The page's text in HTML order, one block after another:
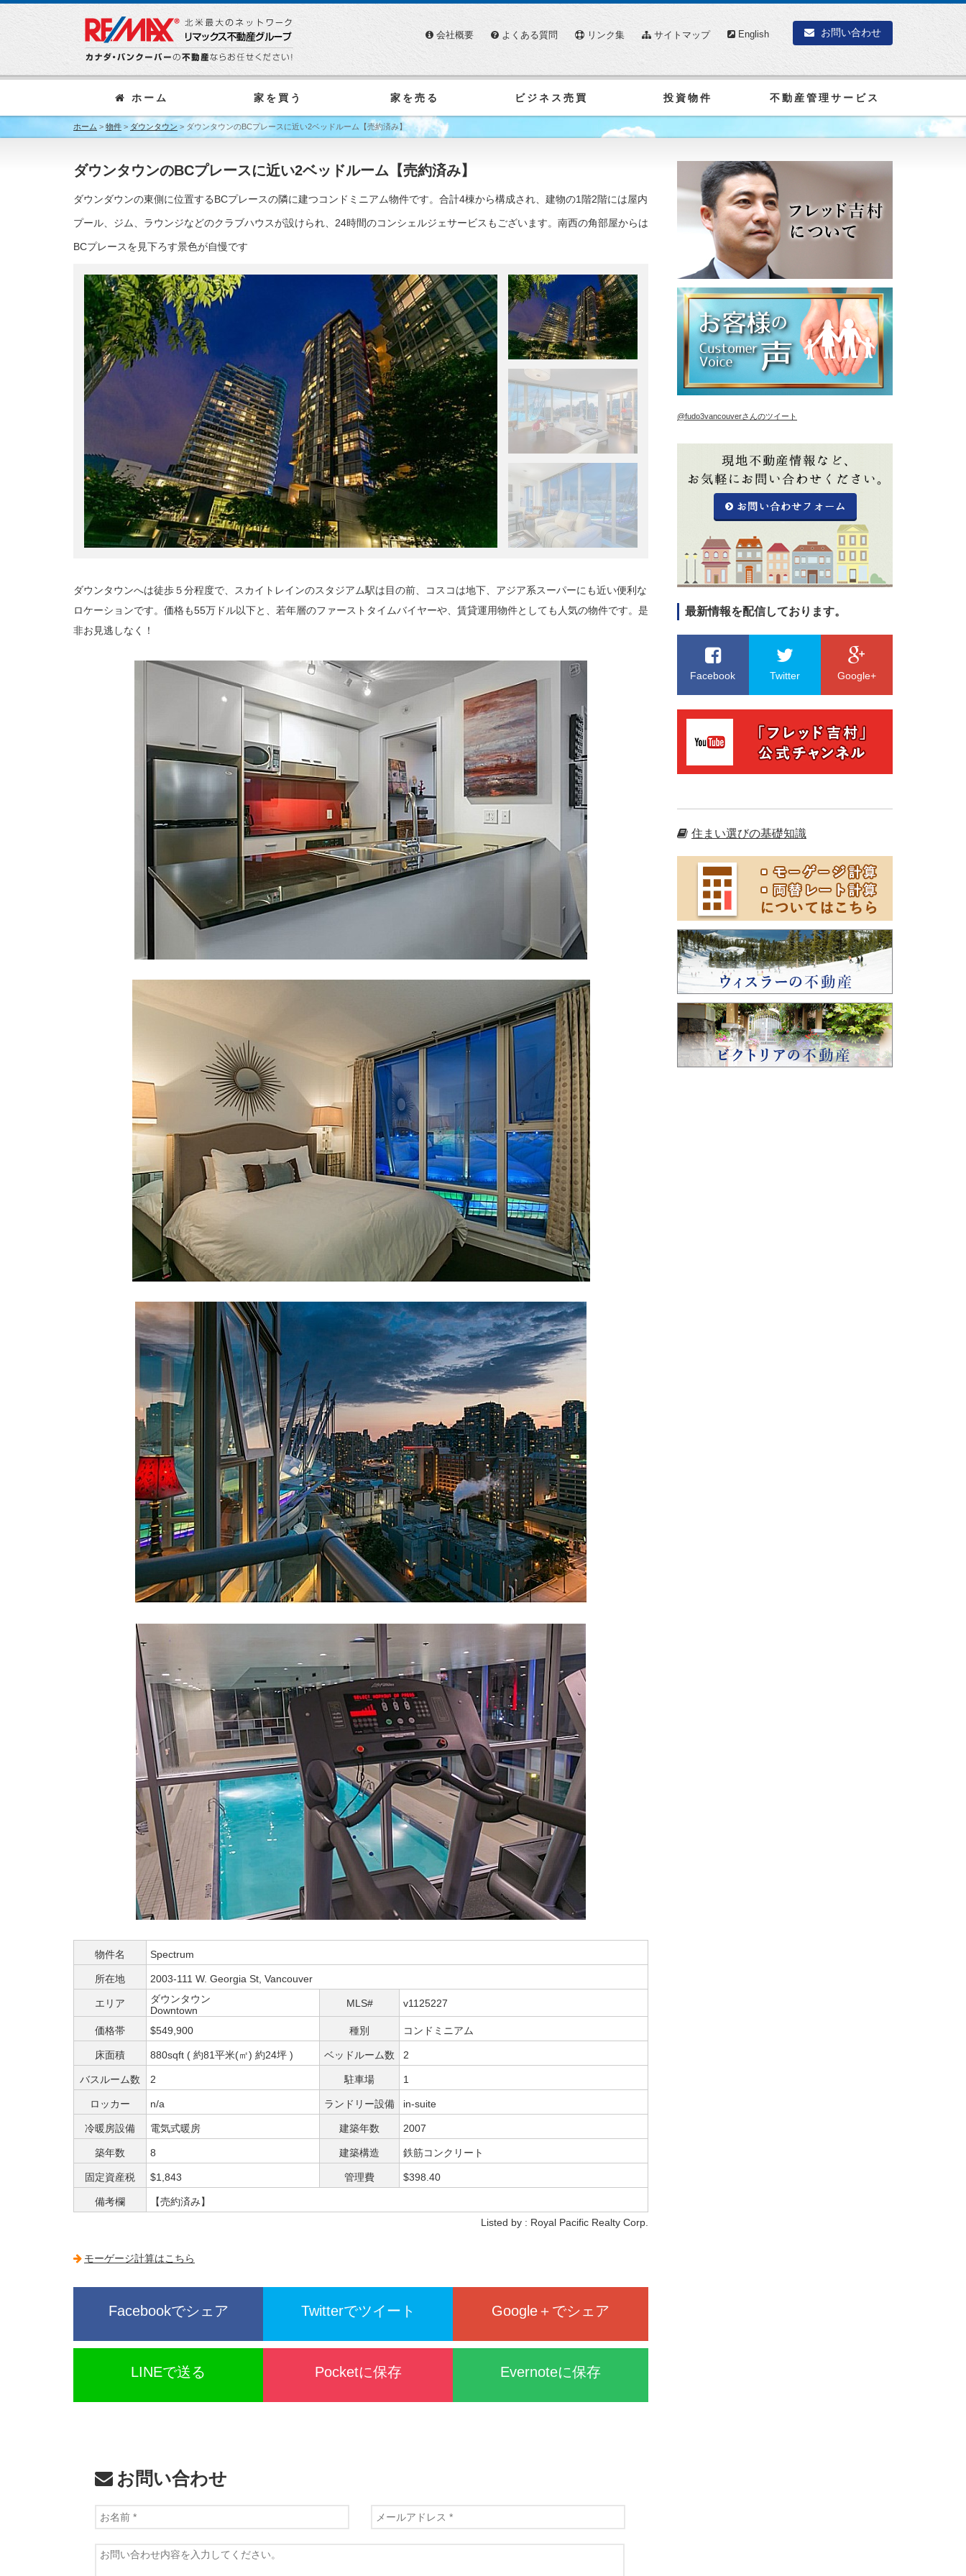
ホーム 家を買う 家を売る ビジネス売買 投資物件 不動産管理サービス
会社概要 よくある質問 リンク集 サイトマップ English お問い合わせ
ホーム > 物件 > ダウンタウン > ダウンタウンのBCプレースに近い2ベッドルーム【売約済み】
ダウンタウンのBCプレースに近い2ベッドルーム【売約済み】
ダウンダウンの東側に位置するBCプレースの隣に建つコンドミニアム物件です。合計4棟から構成され、建物の1階2階には屋内
プール、ジム、ラウンジなどのクラブハウスが設けられ、24時間のコンシェルジェサービスもございます。南西の角部屋からは
BCプレースを見下ろす景色が自慢です
ダウンタウンへは徒歩５分程度で、スカイトレインのスタジアム駅は目の前、コスコは地下、アジア系スーパーにも近い便利な
ロケーションです。価格も55万ドル以下と、若年層のファーストタイムバイヤーや、賃貸運用物件としても人気の物件です。是
非お見逃しなく！
物件名 Spectrum
所在地 2003-111 W. Georgia St, Vancouver
エリア
ダウンタウン
Downtown
MLS# v1125227
価格帯 $549,900 種別 コンドミニアム
床面積 880sqft ( 約81平米(㎡) 約24坪 ) ベッドルーム数 2
バスルーム数 2 駐車場 1
ロッカー n/a ランドリー設備 in-suite
冷暖房設備 電気式暖房 建築年数 2007
築年数 8 建築構造 鉄筋コンクリート
固定資産税 $1,843 管理費 $398.40
備考欄
【売約済み】
Listed by : Royal Pacific Realty Corp.
モーゲージ計算はこちら
Facebookでシェア Twitterでツイート Google＋でシェア
LINEで送る Pocketに保存 Evernoteに保存
お問い合わせ
@fudo3vancouverさんのツイート
最新情報を配信しております。
Facebook Twitter Google+
住まい選びの基礎知識